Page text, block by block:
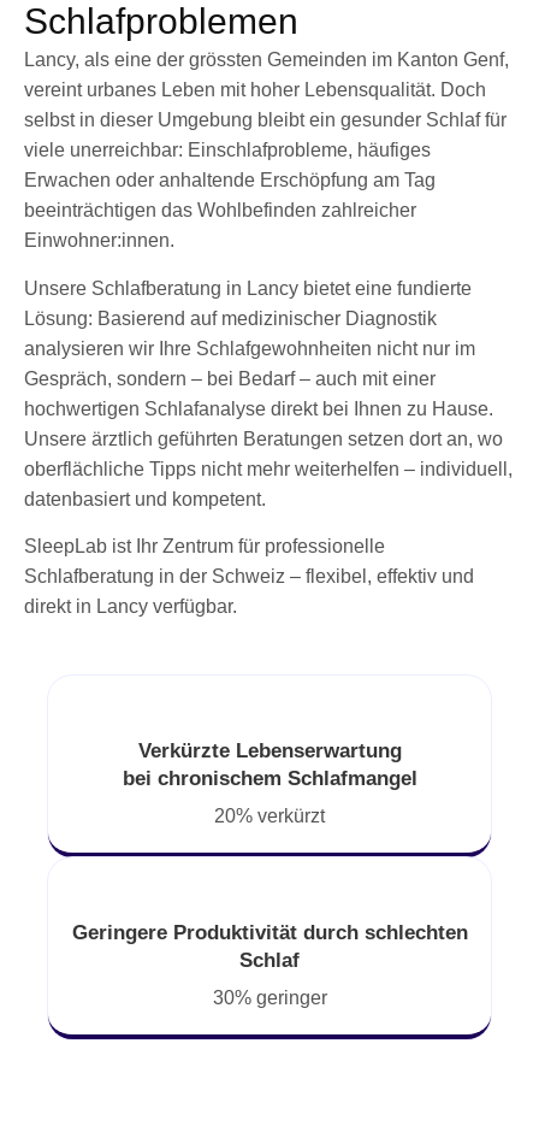
Schlafproblemen
Lancy, als eine der grössten Gemeinden im Kanton Genf,
vereint urbanes Leben mit hoher Lebensqualität. Doch
selbst in dieser Umgebung bleibt ein gesunder Schlaf für
viele unerreichbar: Einschlafprobleme, häufiges
Erwachen oder anhaltende Erschöpfung am Tag
beeinträchtigen das Wohlbefinden zahlreicher
Einwohner:innen.
Unsere Schlafberatung in Lancy bietet eine fundierte
Lösung: Basierend auf medizinischer Diagnostik
analysieren wir Ihre Schlafgewohnheiten nicht nur im
Gespräch, sondern – bei Bedarf – auch mit einer
hochwertigen Schlafanalyse direkt bei Ihnen zu Hause.
Unsere ärztlich geführten Beratungen setzen dort an, wo
oberflächliche Tipps nicht mehr weiterhelfen – individuell,
datenbasiert und kompetent.
SleepLab ist Ihr Zentrum für professionelle
Schlafberatung in der Schweiz – flexibel, effektiv und
direkt in Lancy verfügbar.
Verkürzte Lebenserwartung
bei chronischem Schlafmangel
20% verkürzt
Geringere Produktivität durch schlechten
Schlaf
30% geringer